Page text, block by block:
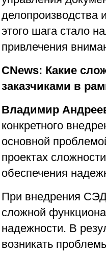
делопроизводства
этого шага стало
привлечения
CNews: Какие
заказчиками в
Владимир
конкретного
основной
проектах
обеспечения
При внедрения СЭД
сложной
надежности. В
возникать